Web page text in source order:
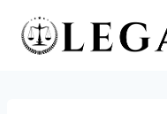
Saltar